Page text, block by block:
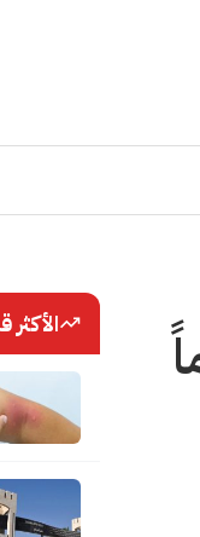
الأكثر